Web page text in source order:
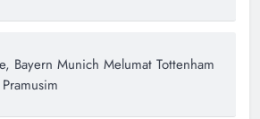
Bayern Munich Melumat Tottenham